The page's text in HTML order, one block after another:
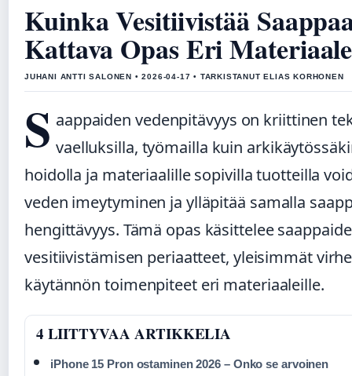
Kuinka Vesitiivistää
Kattava Opas Eri
JUHANI ANTTI SALONEN • 2026-04-17 • TARKISTANUT ELIAS KORHONEN
S aappaiden vedenpitävyys on kriittinen
vaelluksilla, työmailla kuin
hoidolla ja materiaalille sopivilla tuotteilla
veden imeytyminen ja ylläpitää samalla
hengittävyys. Tämä opas käsittelee
vesitiivistämisen periaatteet, yleisimmät
käytännön toimenpiteet eri materiaaleille.
4 LIITTYVAA ARTIKKELIA
iPhone 15 Pron ostaminen 2026 – Onko se arvoinen